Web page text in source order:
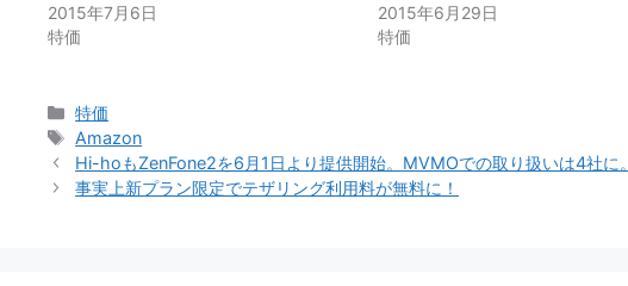
2015年7月6日
特価
2015年6月29日
特価
カ
テ
ゴ
リ
特価
タ
グ
Amazon
Hi-hoもZenFone2を6月1日より提供開始。MVMOでの取り扱いは4社に。
事実上新プラン限定でテザリング利用料が無料に！